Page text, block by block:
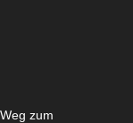
zum